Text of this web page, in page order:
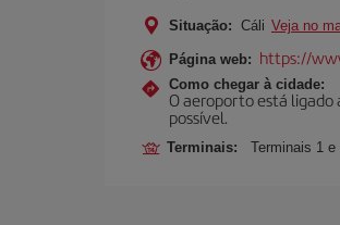
Situação: Cáli Veja no
Página web: https://
Como chegar à cidade:
O aeroporto está ligado
possível.
Terminais: Terminais 1 e